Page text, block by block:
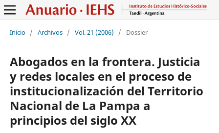
Inicio / Archivos / Vol. 21 (2006) / Dossier
Abogados en la frontera. Justicia
y redes locales en el proceso de
institucionalización del Territorio
Nacional de La Pampa a
principios del siglo XX